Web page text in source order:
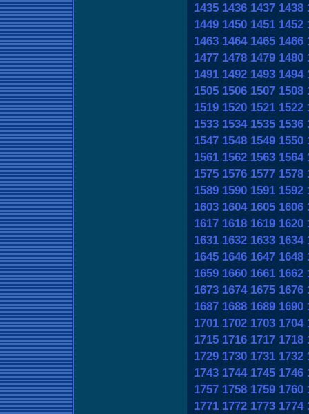
1435 1436 1437 1438
1449 1450 1451 1452
1463 1464 1465 1466
1477 1478 1479 1480
1491 1492 1493 1494
1505 1506 1507 1508
1519 1520 1521 1522
1533 1534 1535 1536
1547 1548 1549 1550
1561 1562 1563 1564
1575 1576 1577 1578
1589 1590 1591 1592
1603 1604 1605 1606
1617 1618 1619 1620
1631 1632 1633 1634
1645 1646 1647 1648
1659 1660 1661 1662
1673 1674 1675 1676
1687 1688 1689 1690
1701 1702 1703 1704
1715 1716 1717 1718
1729 1730 1731 1732
1743 1744 1745 1746
1757 1758 1759 1760
1771 1772 1773 1774